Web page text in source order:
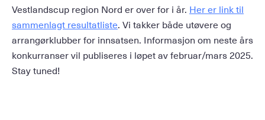
Vestlandscup region Nord er over for i år. Her er link til
sammenlagt resultatliste. Vi takker både utøvere og
arrangørklubber for innsatsen. Informasjon om neste års
konkurranser vil publiseres i løpet av februar/mars 2025.
Stay tuned!